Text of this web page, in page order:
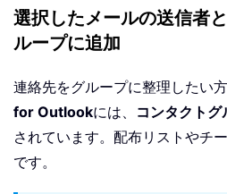
選択したメールの送信者
ループに追加
連絡先をグループに整理したい
for Outlookには、 コンタクトグ
されています。配布リストやチ
です。